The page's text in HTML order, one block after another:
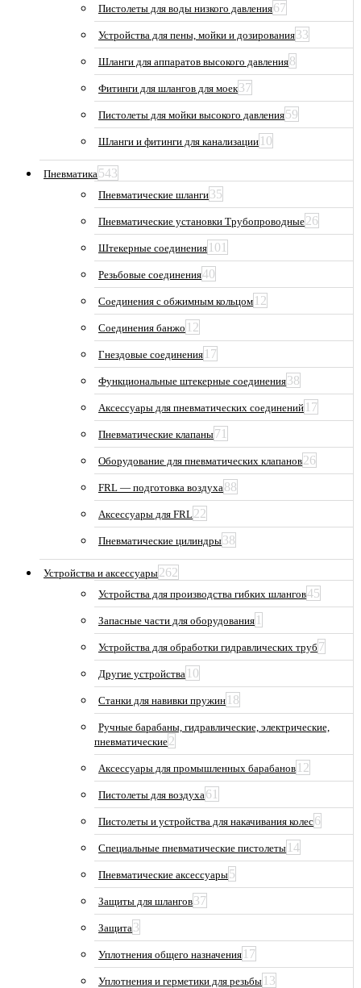
Пистолеты для воды низкого давления67
Устройства для пены, мойки и дозирования33
Шланги для аппаратов высокого давления8
Фитинги для шлангов для моек37
Пистолеты для мойки высокого давления59
Шланги и фитинги для канализации 10
Пневматика543
Пневматические шланги35
Пневматические установки Трубопроводные26
Штекерные соединения 101
Резьбовые соединения40
Соединения с обжимным кольцом 12
Соединения банжо 12
Гнездовые соединения 17
Функциональные штекерные соединения38
Аксессуары для пневматических соединений 17
Пневматические клапаны71
Оборудование для пневматических клапанов26
FRL — подготовка воздуха88
Аксессуары для FRL22
Пневматические цилиндры38
Устройства и аксессуары262
Устройства для производства гибких шлангов45
Запасные части для оборудования 1
Устройства для обработки гидравлических труб 7
Другие устройства 10
Станки для навивки пружин 18
Ручные барабаны, гидравлические, электрические,
пневматические2
Аксессуары для промышленных барабанов 12
Пистолеты для воздуха61
Пистолеты и устройства для накачивания колес6
Специальные пневматические пистолеты 14
Пневматические аксессуары5
Защиты для шлангов37
Защита3
Уплотнения общего назначения 17
Уплотнения и герметики для резьбы 13